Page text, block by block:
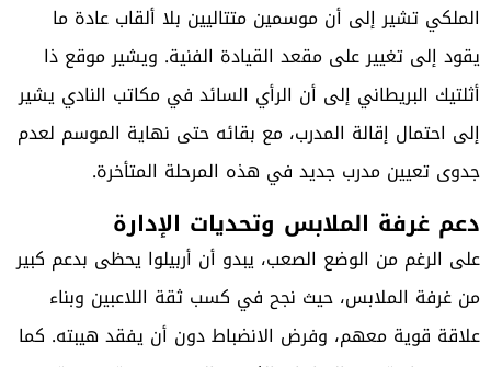
الملكي تشير إلى أن موسمين متتاليين بلا ألقاب عادة ما
يقود إلى تغيير على مقعد القيادة الفنية. ويشير موقع ذا
أثلتيك البريطاني إلى أن الرأي السائد في مكاتب النادي يشير
إلى احتمال إقالة المدرب، مع بقائه حتى نهاية الموسم لعدم
جدوى تعيين مدرب جديد في هذه المرحلة المتأخرة.
دعم غرفة الملابس وتحديات الإدارة
على الرغم من الوضع الصعب، يبدو أن أربيلوا يحظى بدعم كبير
من غرفة الملابس، حيث نجح في كسب ثقة اللاعبين وبناء
علاقة قوية معهم، وفرض الانضباط دون أن يفقد هيبته. كما